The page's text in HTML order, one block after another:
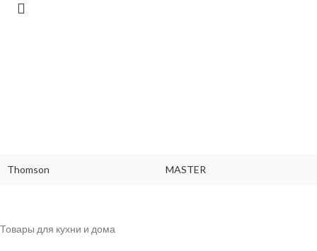
Thomson MASTER
Товары для кухни и дома